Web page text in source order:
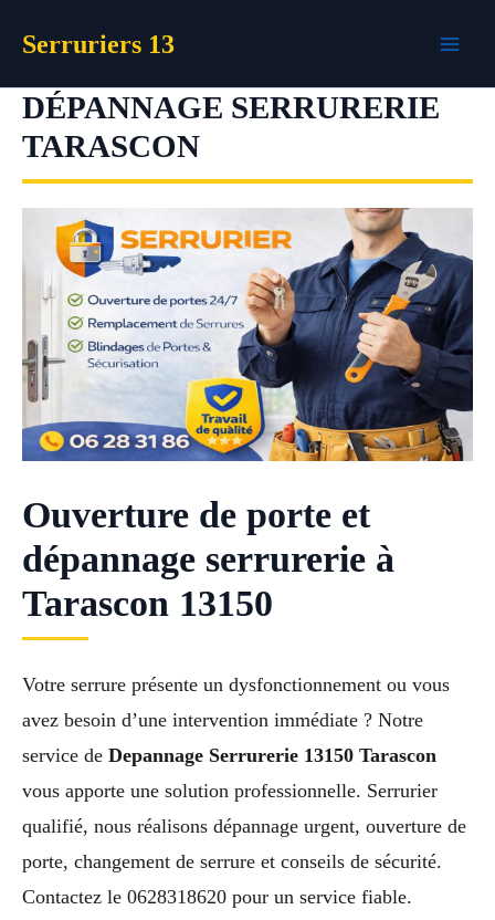
Serruriers 13
DÉPANNAGE SERRURERIE
TARASCON
Ouverture de porte et
dépannage serrurerie à
Tarascon 13150
Votre serrure présente un dysfonctionnement ou vous
avez besoin d’une intervention immédiate ? Notre
service de Depannage Serrurerie 13150 Tarascon
vous apporte une solution professionnelle. Serrurier
qualifié, nous réalisons dépannage urgent, ouverture de
porte, changement de serrure et conseils de sécurité.
Contactez le 0628318620 pour un service fiable.